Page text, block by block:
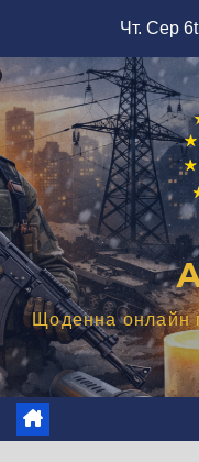
вмісту
Чт. Сер
Щоденна онлайн